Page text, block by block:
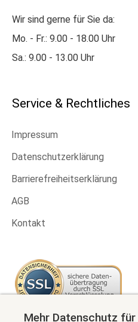
Wir sind gerne für Sie da:
Mo. - Fr.: 9.00 - 18.00 Uhr
Sa.: 9.00 - 13.00 Uhr
Service & Rechtliches
Impressum
Datenschutzerklärung
Barrierefreiheitserklärung
AGB
Kontakt
Mehr Datenschutz